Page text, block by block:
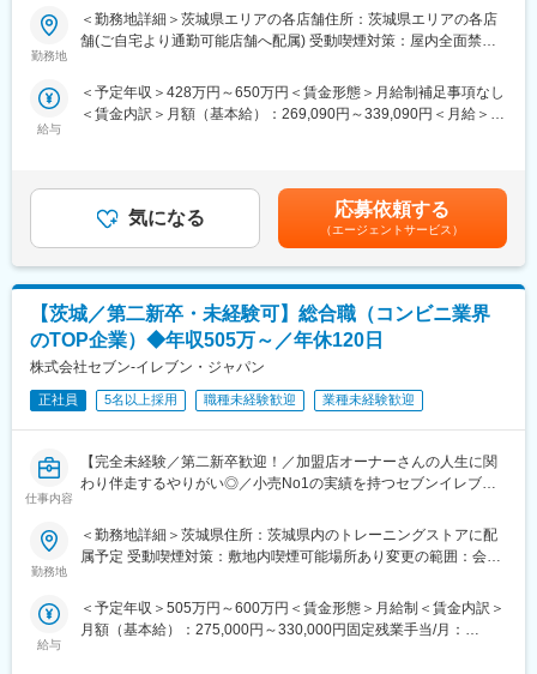
■教育体制：
キャリア研修やソリューション研修、技術力向上研修、CS向上研
■企業の特徴／魅力：
変更の範囲：会社の定める業務
格可／年2回7連休取得制度有／残業代１分単位での支給／深夜営
業～
・飲食や小売り経験活かして大手企業で着実に年収UP＆キャリア
UPしていきたい！
いる環境でマネジメントメインに集中できる環境で店長・マネー
ジャー経験積んでいきたい！
■業務内容：
まずは「丸亀製麺」の店長として、以下業務に従事頂きます。
将来的にマネージャーとして複数店舗（イメージ5～7店舗）の管
理・運営などのマネジメント業務をお任せ
・売上管理
・スタッフ育成
・シフト作成
■研修体制：
・集合研修（2日間）：経営理念や社内規定を学び、企業理解を深
める
・実地研修（1ヶ月～2ヶ月間／各エリアの教育指定店舗）：実際
の店舗での営業を通じてスキルを磨きます
勤務地
＜勤務地詳細＞茨城県エリアの各店舗住所：茨城県エリアの各店
舗(ご自宅より通勤可能店舗へ配属) 受動喫煙対策：屋内全面禁煙
給与
＜予定年収＞428万円～650万円＜賃金形態＞月給制補足事項なし
＜賃金内訳＞月額（基本給）：269,090円～339,090円＜月給＞
までも目安の金額であり、選考を通じて上下する可能性がありま
す。月給(月額)は固定手当を含めた表記です。
気になる 応募依頼する
（エージェントサービス）
【茨城／第二新卒・未経験可】総合職（コンビニ業界
のTOP企業）◆年収505万～／年休120日
株式会社セブン-イレブン・ジャパン
正社員 5名以上採用 職種未経験歓迎 業種未経験歓迎
仕事内容
【完全未経験／第二新卒歓迎！／加盟店オーナーさんの人生に関
わり伴走するやりがい◎／小売No1の実績を持つセブンイレブン
全国でコンビニエンスストアを展開し、確固たる地位を築くセブ
ンイレブンにて、店舗経営を支えるお仕事です。
（以下、OFC)
勤務地
＜勤務地詳細＞茨城県住所：茨城県内のトレーニングストアに配
属予定 受動喫煙対策：敷地内喫煙可能場所あり変更の範囲：会社
給与
＜予定年収＞505万円～600万円＜賃金形態＞月給制＜賃金内訳＞
月額（基本給）：275,000円～330,000円固定残業手当/月：